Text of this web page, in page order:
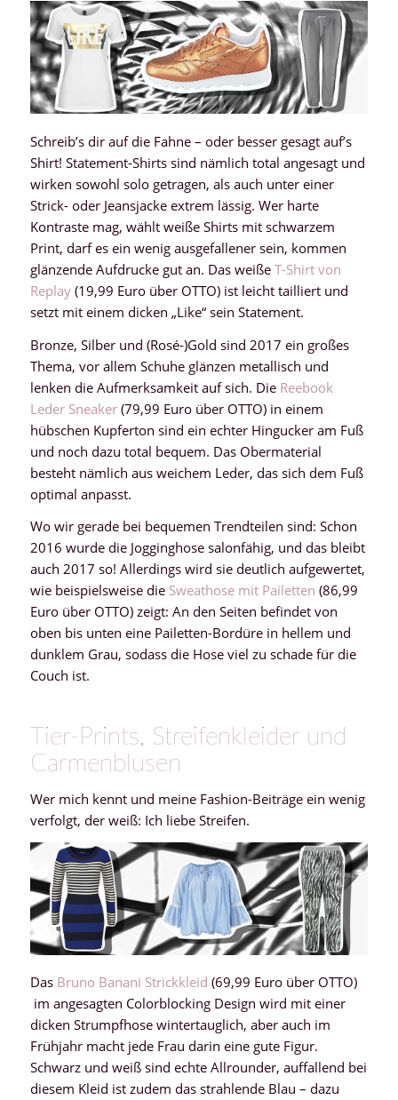
Schreib’s dir auf die Fahne – oder besser gesagt auf’s
Shirt! Statement-Shirts sind nämlich total angesagt und
wirken sowohl solo getragen, als auch unter einer
Strick- oder Jeansjacke extrem lässig. Wer harte
Kontraste mag, wählt weiße Shirts mit schwarzem
Print, darf es ein wenig ausgefallener sein, kommen
glänzende Aufdrucke gut an. Das weiße T-Shirt von
Replay (19,99 Euro über OTTO) ist leicht tailliert und
setzt mit einem dicken „Like“ sein Statement.
Bronze, Silber und (Rosé-)Gold sind 2017 ein großes
Thema, vor allem Schuhe glänzen metallisch und
lenken die Aufmerksamkeit auf sich. Die Reebook
Leder Sneaker(79,99 Euro über OTTO) in einem
hübschen Kupferton sind ein echter Hingucker am Fuß
und noch dazu total bequem. Das Obermaterial
besteht nämlich aus weichem Leder, das sich dem Fuß
optimal anpasst.
Wo wir gerade bei bequemen Trendteilen sind: Schon
2016 wurde die Jogginghose salonfähig, und das bleibt
auch 2017 so! Allerdings wird sie deutlich aufgewertet,
wie beispielsweise die Sweathose mit Pailetten (86,99
Euro über OTTO) zeigt: An den Seiten befindet von
oben bis unten eine Pailetten-Bordüre in hellem und
dunklem Grau, sodass die Hose viel zu schade für die
Couch ist.
Tier-Prints, Streifenkleider und
Carmenblusen
Wer mich kennt und meine Fashion-Beiträge ein wenig
verfolgt, der weiß: Ich liebe Streifen.
Das Bruno Banani Strickkleid (69,99 Euro über OTTO)
im angesagten Colorblocking Design wird mit einer
dicken Strumpfhose wintertauglich, aber auch im
Frühjahr macht jede Frau darin eine gute Figur.
Schwarz und weiß sind echte Allrounder, auffallend bei
diesem Kleid ist zudem das strahlende Blau – dazu